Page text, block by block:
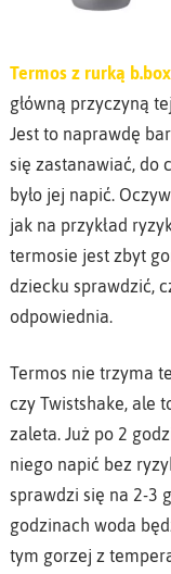
Termos z rurką b.box
główną przyczyną
Jest to naprawdę
się zastanawiać, do
było jej napić.
jak na przykład
termosie jest zbyt
dziecku sprawdzić,
odpowiednia.
Termos nie trzyma
czy Twistshake, ale
zaleta. Już po 2
niego napić bez
sprawdzi się na 2-3
godzinach woda
tym gorzej z